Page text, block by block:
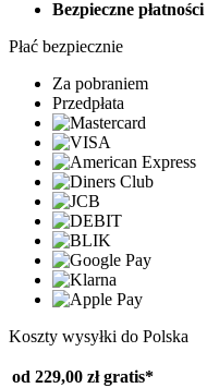
Bezpieczne płatności
Płać bezpiecznie
Za pobraniem
Przedpłata
Koszty wysyłki do Polska
od 229,00 zł gratis*